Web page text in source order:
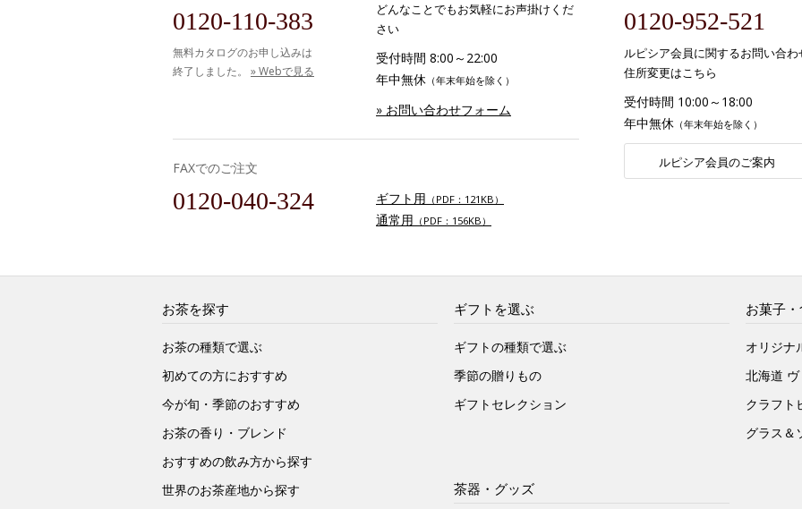
0120-110-383
無料カタログのお申し込みは
終了しました。 » Webで見る
どんなことでもお気軽にお声掛けくだ
さい
受付時間 8:00～22:00
年中無休 （年末年始を除く）
» お問い合わせフォーム
FAXでのご注文
0120-040-324 ギフト用 （PDF：121KB）
通常用 （PDF：156KB）
0120-952-521
ルピシア会員に関するお問い合わ
住所変更はこちら
受付時間 10:00～18:00
年中無休 （年末年始を除く）
ルピシア会員のご案内
お茶を探す
お茶の種類で選ぶ
初めての方におすすめ
今が旬・季節のおすすめ
お茶の香り・ブレンド
おすすめの飲み方から探す
世界のお茶産地から探す
ギフトを選ぶ
ギフトの種類で選ぶ
季節の贈りもの
ギフトセレクション
お菓子
オリジナ
北海道
クラフト
グラス＆
茶器・グッズ